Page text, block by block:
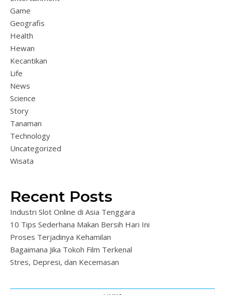
Game
Geografis
Health
Hewan
Kecantikan
Life
News
Science
Story
Tanaman
Technology
Uncategorized
Wisata
Recent Posts
Industri Slot Online di Asia Tenggara
10 Tips Sederhana Makan Bersih Hari Ini
Proses Terjadinya Kehamilan
Bagaimana Jika Tokoh Film Terkenal
Stres, Depresi, dan Kecemasan